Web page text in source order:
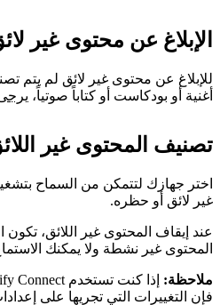
الإبلاغ عن محتوى غير
للإبلاغ عن محتوى غير لائق لم يتم
أغنية أو بودكاست أو كتاباً صوتياً،
تصنيف المحتوى غير
اختر جهازك لتتمكن من السماح
غير لائق أو حظره.
عند إيقاف المحتوى غير اللائق، تكون
المحتوى غير نشطة ولا يمكنك الاستماع
ملاحظة:
فإن التغييرات التي تجريها على